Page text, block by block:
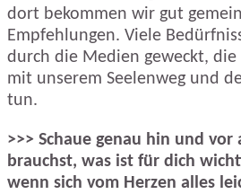
dort bekommen wir gut
Empfehlungen. Viele
durch die Medien geweckt,
mit unserem Seelenweg und
tun.
>>> Schaue genau hin und
brauchst, was ist für dich
wenn sich vom Herzen alles